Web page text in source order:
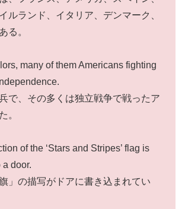
ルランド、イタリア、デンマーク、
る。
many of them Americans fighting
で、その多くは独立戦争で戦ったア
。
of the ‘Stars and Stripes’ flag is
door.
」の描写がドアに書き込まれてい